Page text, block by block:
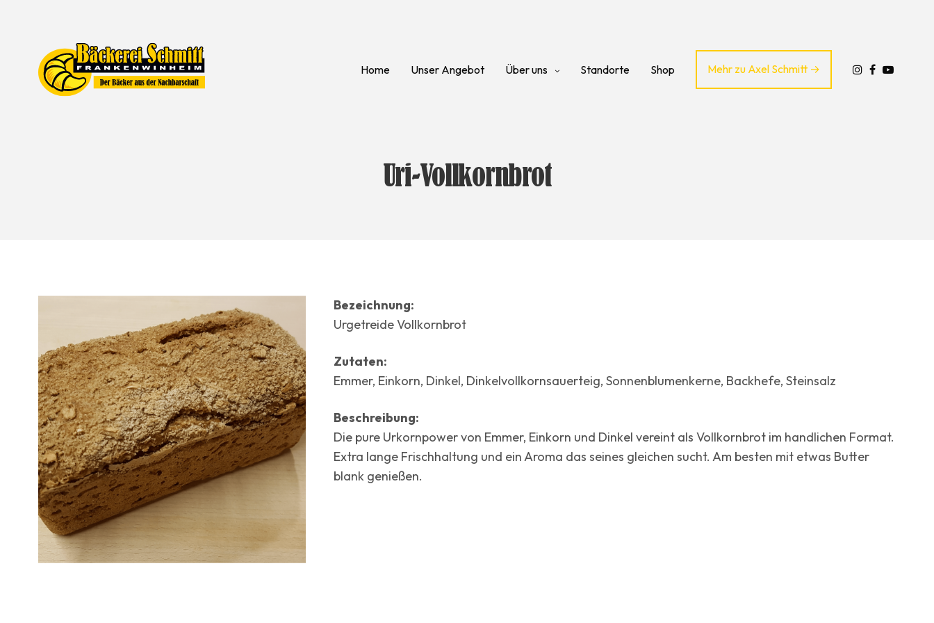
Home Unser Angebot Über uns Standorte Shop Mehr zu Axel Schmitt
Uri-Vollkornbrot
Bezeichnung:
Urgetreide Vollkornbrot
Zutaten:
Emmer, Einkorn, Dinkel, Dinkelvollkornsauerteig, Sonnenblumenkerne, Backhefe, Steinsalz
Beschreibung:
Die pure Urkornpower von Emmer, Einkorn und Dinkel vereint als Vollkornbrot im handlichen Format.
Extra lange Frischhaltung und ein Aroma das seines gleichen sucht. Am besten mit etwas Butter
blank genießen.